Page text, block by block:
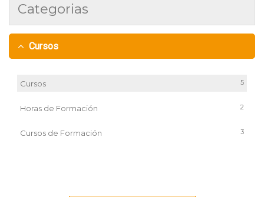
Categorias
Cursos
Cursos 5
Horas de Formación 2
Cursos de Formación 3